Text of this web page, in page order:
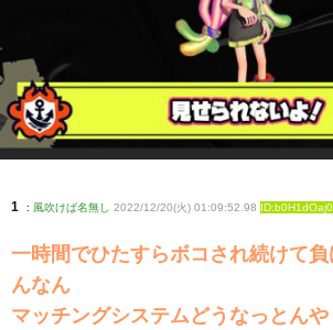
1 : 風吹けば名無し 2022/12/20(火) 01:09:52.98 ID:b0H1dOaj0
一時間でひたすらボコされ続けて
んなん
マッチングシステムどうなっとんや